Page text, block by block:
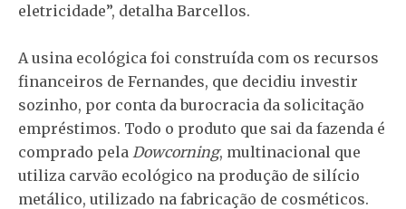
eletricidade”, detalha Barcellos.
A usina ecológica foi construída com os recursos
financeiros de Fernandes, que decidiu investir
sozinho, por conta da burocracia da solicitação
empréstimos. Todo o produto que sai da fazenda é
comprado pela Dowcorning, multinacional que
utiliza carvão ecológico na produção de silício
metálico, utilizado na fabricação de cosméticos.